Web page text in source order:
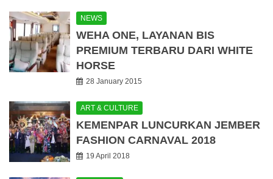
NEWS
WEHA ONE, LAYANAN BIS
PREMIUM TERBARU DARI WHITE
HORSE
28 January 2015
ART & CULTURE
KEMENPAR LUNCURKAN JEMBER
FASHION CARNAVAL 2018
19 April 2018